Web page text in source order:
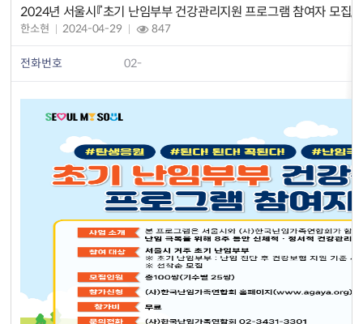
2024년 서울시『초기 난임부부 건강관리지원 프로그램 참여자 모집』
한소현 2024-04-29 847
전화번호 02-